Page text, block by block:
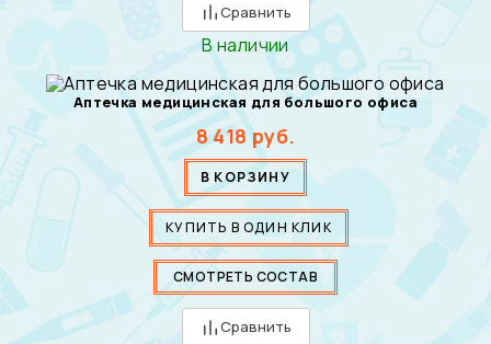
Сравнить
В наличии
Аптечка медицинская для большого офиса
8 418руб.
В КОРЗИНУ
КУПИТЬ В ОДИН КЛИК
СМОТРЕТЬ СОСТАВ
Сравнить